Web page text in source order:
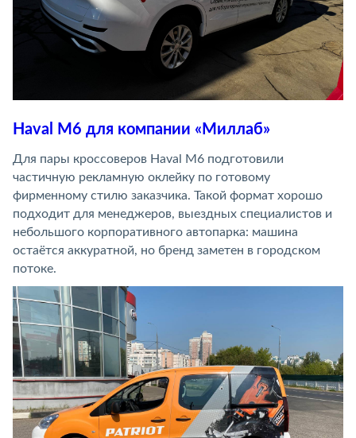
Haval M6 для компании «Миллаб»
Для пары кроссоверов Haval M6 подготовили
частичную рекламную оклейку по готовому
фирменному стилю заказчика. Такой формат хорошо
подходит для менеджеров, выездных специалистов и
небольшого корпоративного автопарка: машина
остаётся аккуратной, но бренд заметен в городском
потоке.